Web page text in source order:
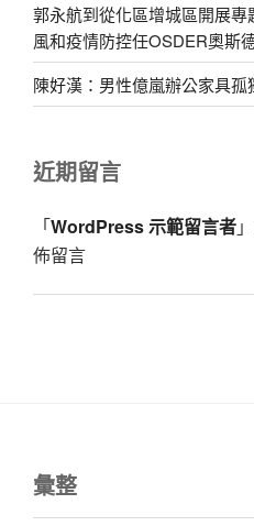
郭永航到從化區增城區開展
風和疫情防控任OSDER奧斯
陳好漢：男性億嵐辦公家具孤
近期留言
「WordPress 示範留言者
佈留言
彙整